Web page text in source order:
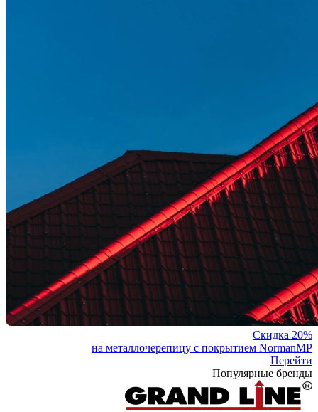
Скидка 20%
на металлочерепицу с покрытием NormanMP
Перейти
Популярные бренды